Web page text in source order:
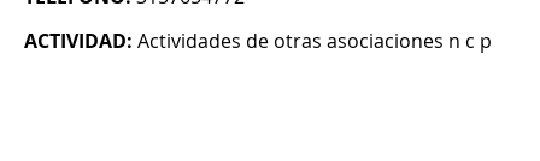
ACTIVIDAD: Actividades de otras asociaciones n c p